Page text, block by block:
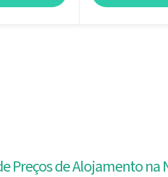
Preços de Alojamento na